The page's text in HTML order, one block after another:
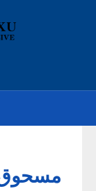
مسحوق